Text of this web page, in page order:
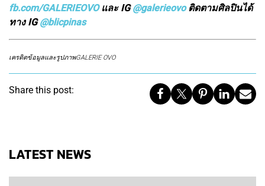
fb.com/GALERIEOVOและ IG@galerieovoติดตามศิลปินได้
ทาง IG@blicpinas
เครดิตข้อมูลและรูปภาพGALERIE OVO
Share this post:
LATEST NEWS